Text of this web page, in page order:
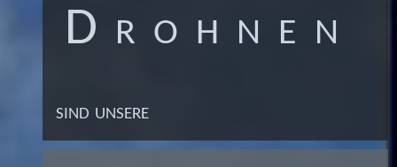
Drohnen
sind unsere